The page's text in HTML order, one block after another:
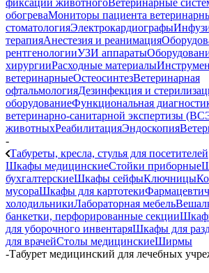
фиксации животногоВетеринарные
обогреваМониторы пациента
стоматологияЭлектрокардиографы
терапияАнестезия и реанимация
рентгенологииУЗИ аппараты
хирургииРасходные материалы
ветеринарныеОстеосинтезВетеринарная
офтальмологияДезинфекция и
оборудованиеФункциональная
ветеринарно-санитарной экспертизы
животныхРеабилитацияЭндоскопия
-
Табуреты, кресла, стулья для посетителей
Шкафы медицинскиеСтойки приборные
бухгалтерскиеШкафы сейфыКлючницы
мусораШкафы для картотеки
холодильникиЛабораторная мебель
банкетки, перфорированные секции
для уборочного инвентаряШкафы для
для врачейСтолы медицинскиеШирмы
-Табурет медицинский для лечебных